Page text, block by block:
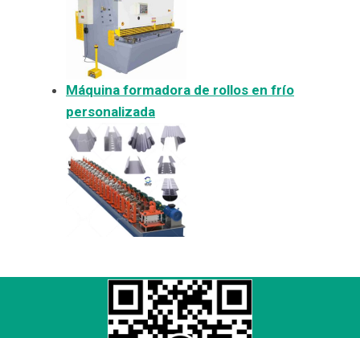
Máquina formadora de rollos en frío
personalizada